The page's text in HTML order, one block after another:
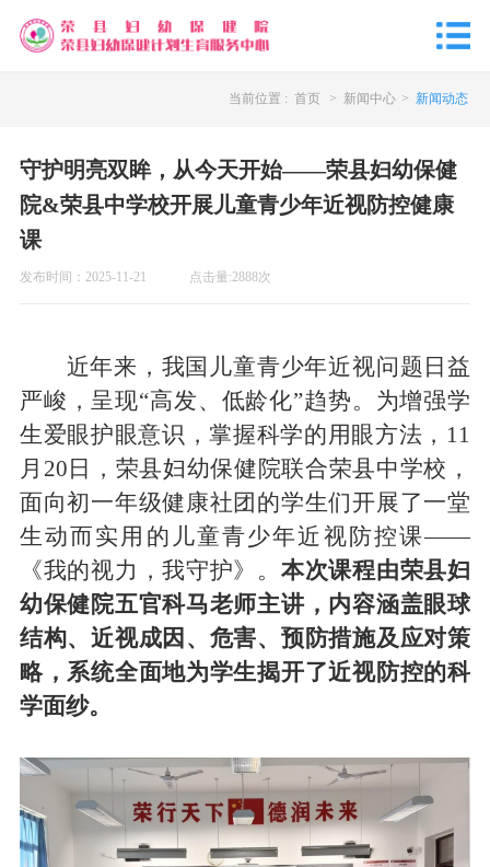
当前位置 : 首页 > 新闻中心 > 新闻动态
守护明亮双眸，从今天开始——荣县妇幼保健
院&荣县中学校开展儿童青少年近视防控健康
课
发布时间： 2025-11-21 点击量:2888次
近年来，我国 儿童青少年近视问题日益
严峻，呈现“高发、低龄化”趋势。为增强学
生爱眼护眼意识，掌握科学的用眼方法， 11
月20日
，荣县妇幼保健院联合荣县中学校 ，
面向初一年级健康社团的学生们开展了一堂
生动而实用的儿童青少年近视防控课——
《我的视力，我守护》。 本次课程由荣县妇
幼保健院五官科马老师主讲，内容涵盖眼球
结构、近视成因、危害、预防措施及应对策
略，系统全面地为学生揭开了近视防控的科
学面纱。